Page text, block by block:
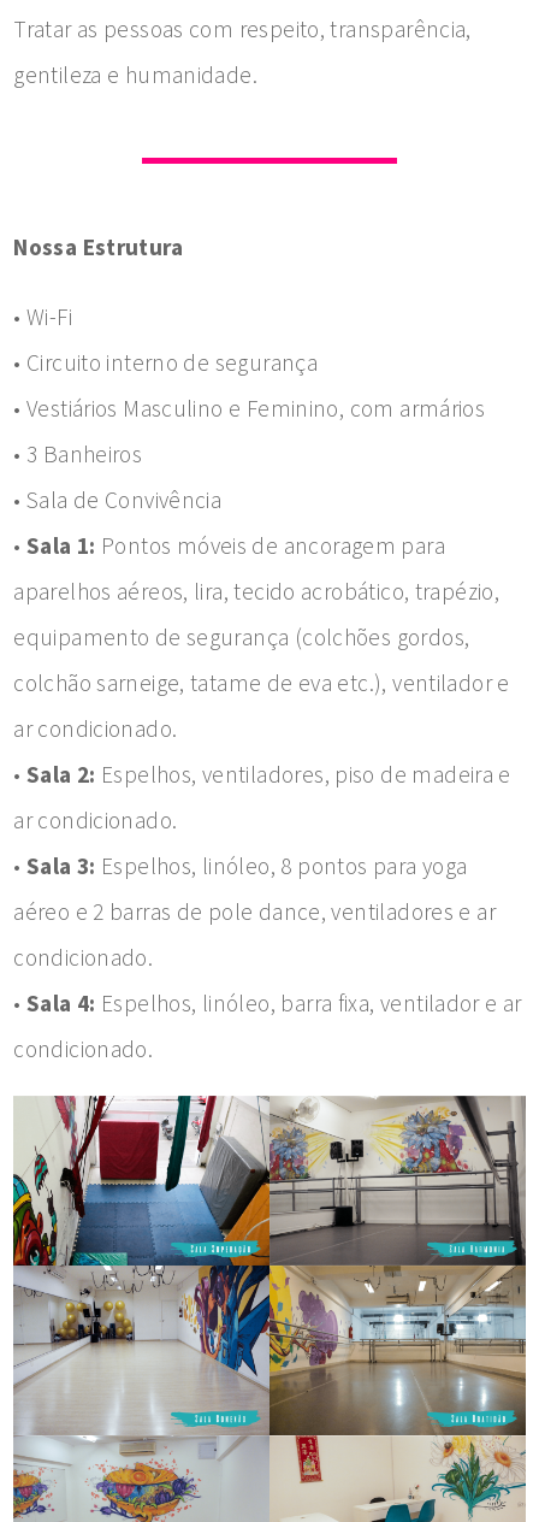
Tratar as pessoas com respeito, transparência,
gentileza e humanidade.
Nossa Estrutura
• Wi-Fi
• Circuito interno de segurança
• Vestiários Masculino e Feminino, com armários
• 3 Banheiros
• Sala de Convivência
• Sala 1: Pontos móveis de ancoragem para
aparelhos aéreos, lira, tecido acrobático, trapézio,
equipamento de segurança (colchões gordos,
colchão sarneige, tatame de eva etc.), ventilador e
ar condicionado.
• Sala 2: Espelhos, ventiladores, piso de madeira e
ar condicionado.
• Sala 3: Espelhos, linóleo, 8 pontos para yoga
aéreo e 2 barras de pole dance, ventiladores e ar
condicionado.
• Sala 4: Espelhos, linóleo, barra fixa, ventilador e ar
condicionado.